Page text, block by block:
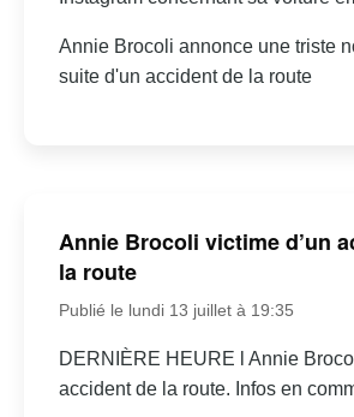
Annie Brocoli annonce une triste
suite d'un accident de la route
Annie Brocoli victime d’un
la route
Publié le lundi 13 juillet à 19:35
DERNIÈRE HEURE l Annie
accident de la route. Infos en